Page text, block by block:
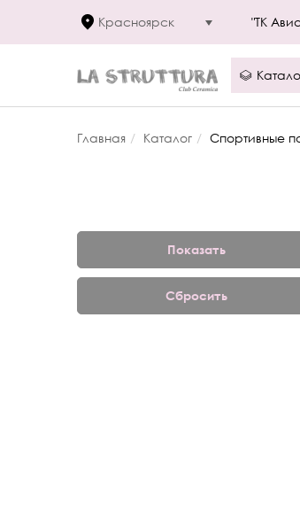
Красноярск "ТК
Главная Каталог Спортивные
Сбросить